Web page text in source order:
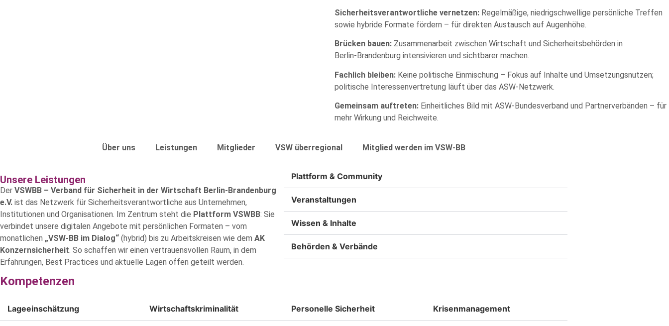
Sicherheitsverantwortliche vernetzen: Regelmäßige, niedrigschwellige persönliche Treffen
sowie hybride Formate fördern – für direkten Austausch auf Augenhöhe.
Brücken bauen: Zusammenarbeit zwischen Wirtschaft und Sicherheitsbehörden in
Berlin‑Brandenburg intensivieren und sichtbarer machen.
Fachlich bleiben: Keine politische Einmischung – Fokus auf Inhalte und Umsetzungsnutzen;
politische Interessenvertretung läuft über das ASW‑Netzwerk.
Gemeinsam auftreten: Einheitliches Bild mit ASW‑Bundesverband und Partnerverbänden – für
mehr Wirkung und Reichweite.
Über uns Leistungen Mitglieder VSW überregional Mitglied werden im VSW-BB
Unsere Leistungen
Der VSWBB – Verband für Sicherheit in der Wirtschaft Berlin‑Brandenburg
e.V. ist das Netzwerk für Sicherheitsverantwortliche aus Unternehmen,
Institutionen und Organisationen. Im Zentrum steht die Plattform VSWBB: Sie
verbindet unsere digitalen Angebote mit persönlichen Formaten – vom
monatlichen „VSW‑BB im Dialog“ (hybrid) bis zu Arbeitskreisen wie dem AK
Konzernsicherheit . So schaffen wir einen vertrauensvollen Raum, in dem
Erfahrungen, Best Practices und aktuelle Lagen offen geteilt werden.
Plattform & Community
Veranstaltungen
Wissen & Inhalte
Behörden & Verbände
Kompetenzen
Lageeinschätzung Wirtschaftskriminalität Personelle Sicherheit Krisenmanagement